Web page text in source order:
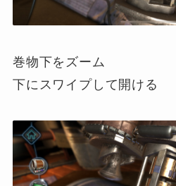
巻物下をズーム
下にスワイプして開ける